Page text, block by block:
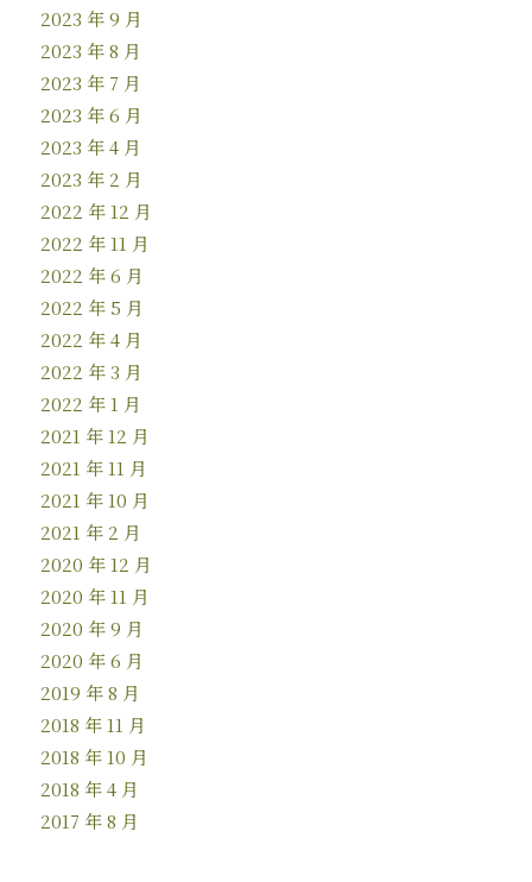
2023 年 9 月
2023 年 8 月
2023 年 7 月
2023 年 6 月
2023 年 4 月
2023 年 2 月
2022 年 12 月
2022 年 11 月
2022 年 6 月
2022 年 5 月
2022 年 4 月
2022 年 3 月
2022 年 1 月
2021 年 12 月
2021 年 11 月
2021 年 10 月
2021 年 2 月
2020 年 12 月
2020 年 11 月
2020 年 9 月
2020 年 6 月
2019 年 8 月
2018 年 11 月
2018 年 10 月
2018 年 4 月
2017 年 8 月